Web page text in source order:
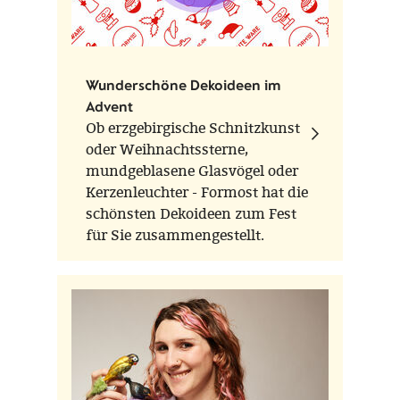
von der Abbildung abweichen.
Wunderschöne Dekoideen im
Advent
Ob erzgebirgische Schnitzkunst
oder Weihnachtssterne,
mundgeblasene Glasvögel oder
Kerzenleuchter - Formost hat die
schönsten Dekoideen zum Fest
für Sie zusammengestellt.